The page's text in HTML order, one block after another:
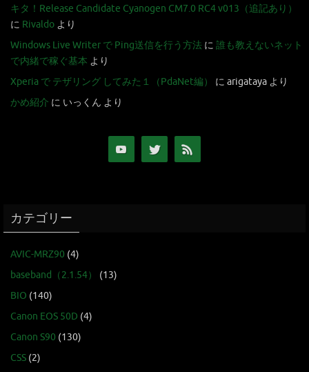
キタ！Release Candidate Cyanogen CM7.0 RC4 v013（追記あり）
に Rivaldo より
Windows Live Writer で Ping送信を行う方法 に 誰も教えないネット
で内緒で稼ぐ基本 より
Xperia で テザリング してみた１（PdaNet編）
に arigataya より
かめ紹介 に いっくん より
カテゴリー
AVIC-MRZ90 (4)
baseband（2.1.54）
(13)
BIO (140)
Canon EOS 50D (4)
Canon S90 (130)
CSS (2)